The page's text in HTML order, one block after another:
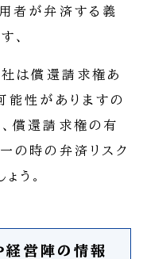
者が弁済する義
、
社は償還請求権あ
能性がありますの
償還請求権の有
の時の弁済リスク
う。
営陣の情報